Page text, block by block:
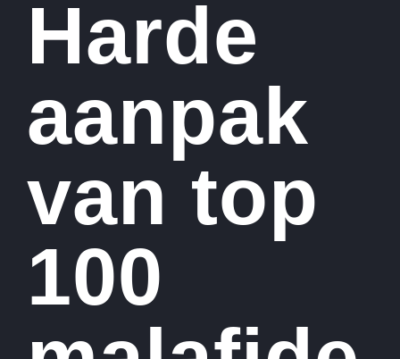
Harde
aanpak
van top
100